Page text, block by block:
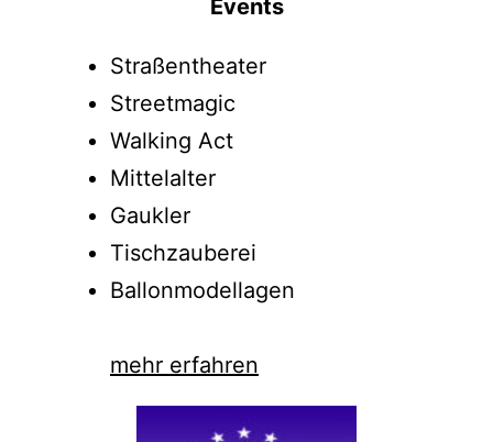
Events
Straßentheater
Streetmagic
Walking Act
Mittelalter
Tischzauberei
Ballonmodellagen